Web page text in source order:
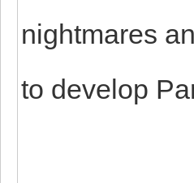
nightmares
to develop